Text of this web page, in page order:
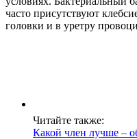
часто присутствуют
головки и в уретру
Читайте также:
Какой член лучше –